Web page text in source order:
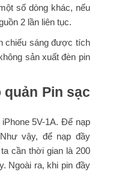
số dòng khác, nếu
2 lần liên tục.
chiếu sáng được tích
sản xuất đèn pin
quản Pin sạc
5V-1A. Để nạp
vậy, để nạp đầy
cần thời gian là 200
Ngoài ra, khi pin đầy